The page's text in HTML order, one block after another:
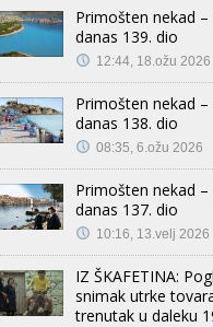
Primošten nekad
danas 139. dio
12:44, 18.ožu 2026
Primošten nekad
danas 138. dio
08:35, 6.ožu 2026
Primošten nekad
danas 137. dio
10:16, 13.velj 2026
IZ ŠKAFETINA:
snimak utrke
trenutak u daleku